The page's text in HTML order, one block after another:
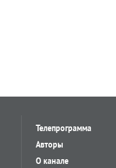
Телепрограмма
Авторы
О канале